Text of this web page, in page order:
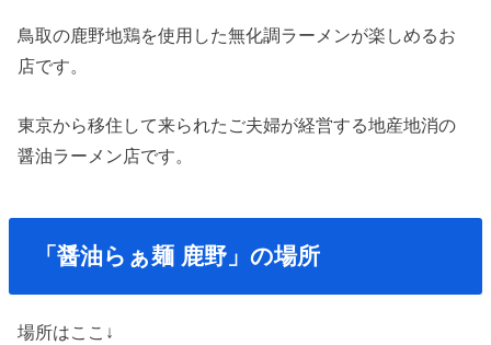
鳥取の鹿野地鶏を使用した無化調ラーメンが楽しめるお
店です。
東京から移住して来られたご夫婦が経営する地産地消の
醤油ラーメン店です。
「醤油らぁ麺 鹿野」の場所
場所はここ↓